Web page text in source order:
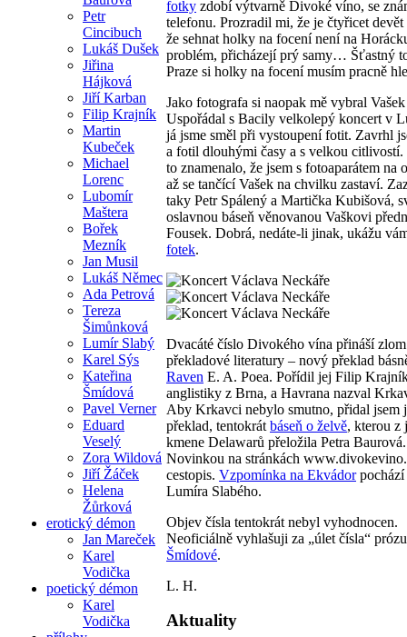
Petr
Cincibuch
Lukáš Dušek
Jiřina
Hájková
Jiří Karban
Filip Krajník
Martin
Kubeček
Michael
Lorenc
Lubomír
Maštera
Bořek
Mezník
Jan Musil
Lukáš Němec
Ada Petrová
Tereza
Šimůnková
Lumír Slabý
Karel Sýs
Kateřina
Šmídová
Pavel Verner
Eduard
Veselý
Zora Wildová
Jiří Žáček
Helena
Žůrková
erotický démon
Jan Mareček
Karel
Vodička
poetický démon
Karel
Vodička
fotky zdobí výtvarně Divoké víno, se
telefonu. Prozradil mi, že je čtyřicet devět
že sehnat holky na focení není na
problém, přicházejí prý samy… Šťastný
Praze si holky na focení musím pracně
Jako fotografa si naopak mě vybral
Uspořádal s Bacily velkolepý koncert v
já jsme směl při vystoupení fotit. Zavrhl
a fotil dlouhými časy a s velkou
to znamenalo, že jsem s fotoaparátem na
až se tančící Vašek na chvilku zastaví.
taky Petr Spálený a Martička Kubišová,
oslavnou báseň věnovanou Vaškovi
Fousek. Dobrá, nedáte-li jinak, ukážu
fotek.
Dvacáté číslo Divokého vína přináší
překladové literatury – nový překlad
Raven E. A. Poea. Pořídil jej Filip
anglistiky z Brna, a Havrana nazval
Aby Krkavci nebylo smutno, přidal jsem
překlad, tentokrát báseň o želvě, kterou z
kmene Delawarů přeložila Petra Baurová.
Novinkou na stránkách
cestopis. Vzpomínka na Ekvádorpochází
Lumíra Slabého.
Objev čísla tentokrát nebyl vyhodnocen.
Neoficiálně vyhlašuji za „úlet čísla“
Šmídové.
L. H.
Aktuality